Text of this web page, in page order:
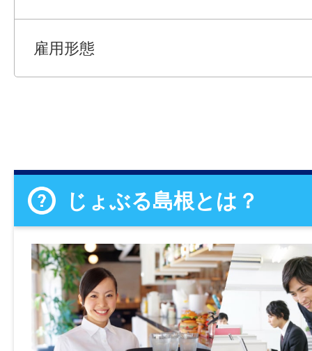
雇用形態
じょぶる島根とは？